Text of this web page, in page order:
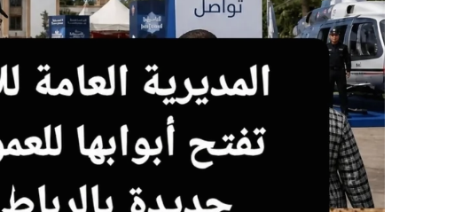
ل
ك